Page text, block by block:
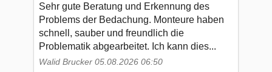
Sehr gute Beratung und Erkennung des
Problems der Bedachung. Monteure haben
schnell, sauber und freundlich die
Problematik abgearbeitet. Ich kann dies...
Walid Brucker 05.08.2026 06:50